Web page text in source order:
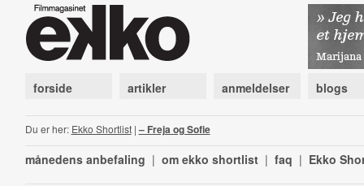
forside artikler anmeldelser blogs
Du er her: Ekko Shortlist| – Freja og Sofie
månedens anbefaling | om ekko shortlist | faq | Ekko